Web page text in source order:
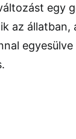
egy
az